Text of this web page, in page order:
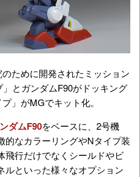
ために開発されたミッション
とガンダムF90がドッキング
」がMGでキット化。
ダムF90をベースに、2号機
的なカラーリングやNタイプ装
飛行だけでなくシールドやビ
ルといった様々なオプション